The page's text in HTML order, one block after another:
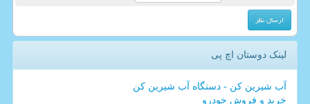
لینک دوستان اچ پی
آب شیرین کن - دستگاه آب شیرین کن
خرید و فروش خودرو